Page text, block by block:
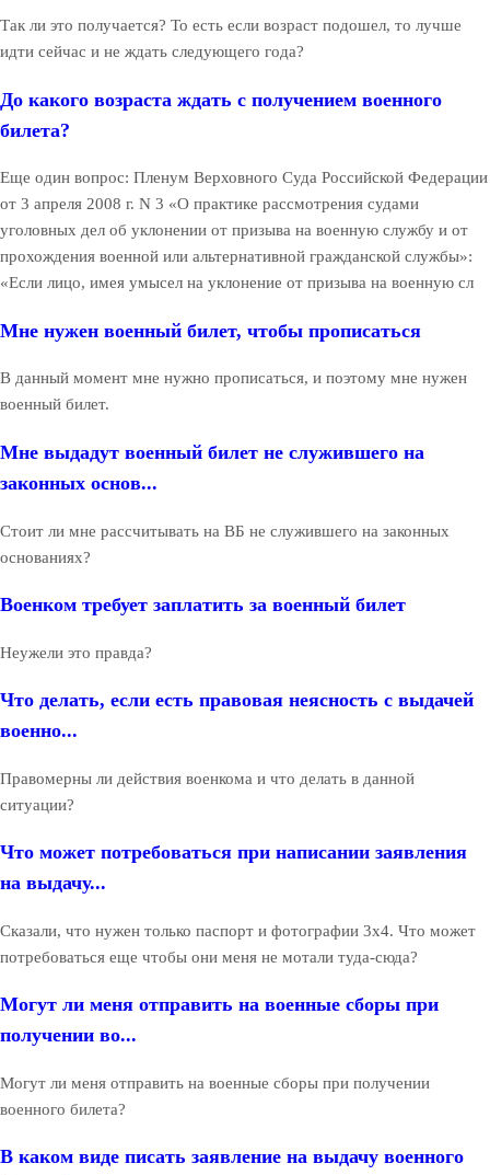
Так ли это получается? То есть если возраст подошел, то лучше
идти сейчас и не ждать следующего года?
До какого возраста ждать с получением военного
билета?
Еще один вопрос: Пленум Верховного Суда Российской Федерации
от 3 апреля 2008 г. N 3 «О практике рассмотрения судами
уголовных дел об уклонении от призыва на военную службу и от
прохождения военной или альтернативной гражданской службы»:
«Если лицо, имея умысел на уклонение от призыва на военную сл
Мне нужен военный билет, чтобы прописаться
В данный момент мне нужно прописаться, и поэтому мне нужен
военный билет.
Мне выдадут военный билет не служившего на
законных основ...
Стоит ли мне рассчитывать на ВБ не служившего на законных
основаниях?
Военком требует заплатить за военный билет
Неужели это правда?
Что делать, если есть правовая неясность с выдачей
военно...
Правомерны ли действия военкома и что делать в данной
ситуации?
Что может потребоваться при написании заявления
на выдачу...
Сказали, что нужен только паспорт и фотографии 3х4. Что может
потребоваться еще чтобы они меня не мотали туда-сюда?
Могут ли меня отправить на военные сборы при
получении во...
Могут ли меня отправить на военные сборы при получении
военного билета?
В каком виде писать заявление на выдачу военного